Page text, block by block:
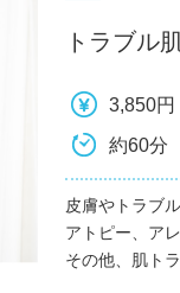
トラブル
3,850円
約60分
皮膚やトラブ
アトピー、ア
その他、肌ト